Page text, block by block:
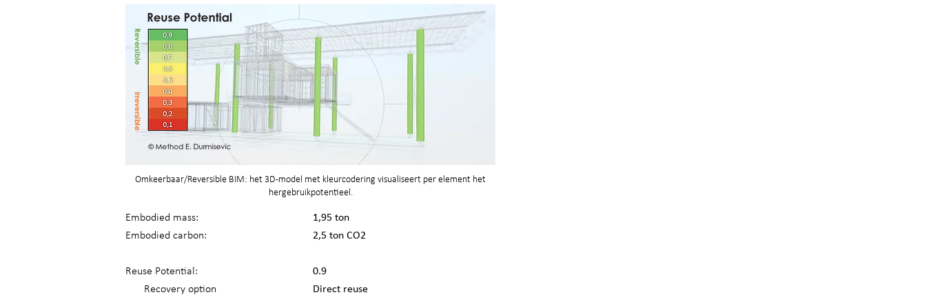
Omkeerbaar/Reversible BIM: het 3D-model met kleurcodering visualiseert per element het
hergebruikpotentieel.
Embodied mass:
Embodied carbon:
1,95 ton
2,5 ton CO2
Reuse Potential:
Recovery option
0.9
Direct reuse